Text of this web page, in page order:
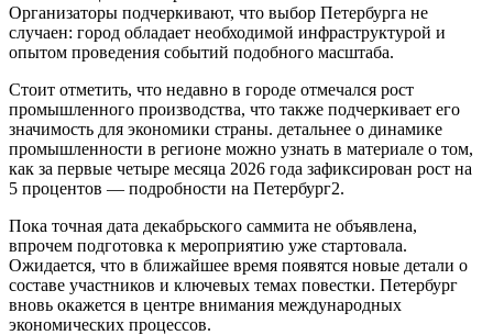
Организаторы подчеркивают, что выбор Петербурга не
случаен: город обладает необходимой инфраструктурой и
опытом проведения событий подобного масштаба.
Стоит отметить, что недавно в городе отмечался рост
промышленного производства, что также подчеркивает его
значимость для экономики страны. детальнее о динамике
промышленности в регионе можно узнать в материале о том,
как за первые четыре месяца 2026 года зафиксирован рост на
5 процентов — подробности на Петербург2.
Пока точная дата декабрьского саммита не объявлена,
впрочем подготовка к мероприятию уже стартовала.
Ожидается, что в ближайшее время появятся новые детали о
составе участников и ключевых темах повестки. Петербург
вновь окажется в центре внимания международных
экономических процессов.